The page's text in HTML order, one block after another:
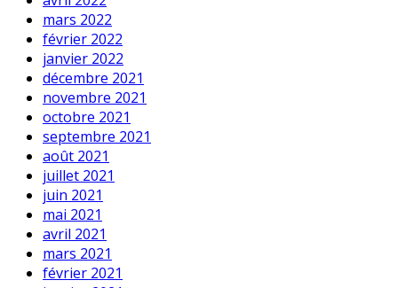
mars 2022
février 2022
janvier 2022
décembre 2021
novembre 2021
octobre 2021
septembre 2021
août 2021
juillet 2021
juin 2021
mai 2021
avril 2021
mars 2021
février 2021